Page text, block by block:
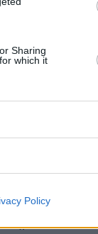
Sharing
which it
Policy
της ΕΕ
δεν
στον πλήρη
Μεϊμαράκης
στην
για την
του,